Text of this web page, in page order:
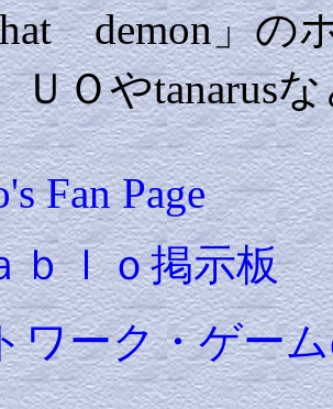
demon」の
ＵＯやtanarus
Fan Page
ｂｌｏ掲示板
ワーク・ゲー